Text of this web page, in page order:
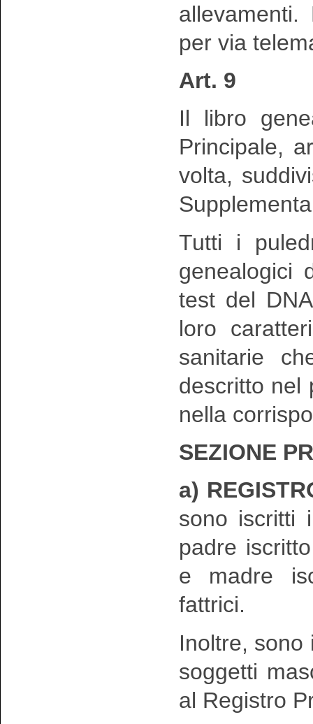
per via
Art. 9
Il libro
Principale,
volta,
Tutti i
genealogici
test del
loro
sanitarie
descritto nel
nella
SEZIONE
a)
sono iscritti
padre
e madre
fattrici.
Inoltre, sono
soggetti
al Registro